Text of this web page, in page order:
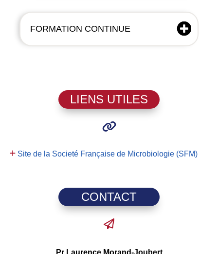
FORMATION CONTINUE
LIENS UTILES
Site de la Societé Française de Microbiologie (SFM)
CONTACT
Pr Laurence Morand-Joubert